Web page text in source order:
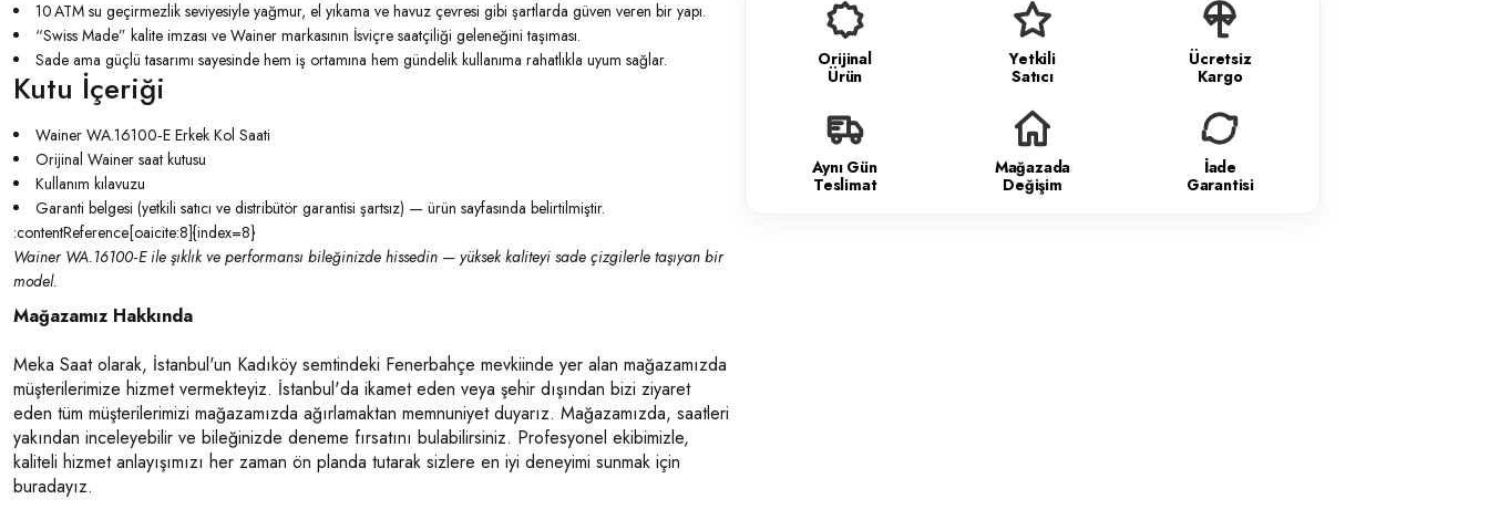
10 ATM su geçirmezlik seviyesiyle yağmur, el yıkama ve havuz çevresi gibi şartlarda güven veren bir yapı.
“Swiss Made” kalite imzası ve Wainer markasının İsviçre saatçiliği geleneğini taşıması.
Sade ama güçlü tasarımı sayesinde hem iş ortamına hem gündelik kullanıma rahatlıkla uyum sağlar.
Kutu İçeriği
Wainer WA.16100‑E Erkek Kol Saati
Orijinal Wainer saat kutusu
Kullanım kılavuzu
Garanti belgesi (yetkili satıcı ve distribütör garantisi şartsız) — ürün sayfasında belirtilmiştir.
:contentReference[oaicite:8]{index=8}
Wainer WA.16100‑E ile şıklık ve performansı bileğinizde hissedin — yüksek kaliteyi sade çizgilerle taşıyan bir
model.
Mağazamız Hakkında
Meka Saat olarak, İstanbul'un Kadıköy semtindeki Fenerbahçe mevkiinde yer alan mağazamızda
müşterilerimize hizmet vermekteyiz. İstanbul'da ikamet eden veya şehir dışından bizi ziyaret
eden tüm müşterilerimizi mağazamızda ağırlamaktan memnuniyet duyarız. Mağazamızda, saatleri
yakından inceleyebilir ve bileğinizde deneme fırsatını bulabilirsiniz. Profesyonel ekibimizle,
kaliteli hizmet anlayışımızı her zaman ön planda tutarak sizlere en iyi deneyimi sunmak için
buradayız.
Orijinal
Ürün
Yetkili
Satıcı
Ücretsiz
Kargo
Aynı Gün
Teslimat
Mağazada
Değişim
İade
Garantisi